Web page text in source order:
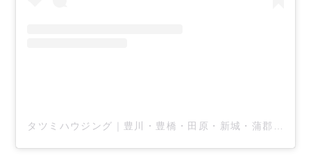
タツミハウジング｜豊川・豊橋・田原・新城・蒲郡の新築住宅(@tatsumihousing)がシェアした投稿